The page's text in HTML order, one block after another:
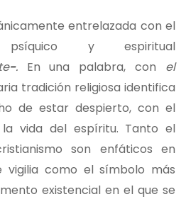
entrelazada con el
y espiritual
−. En una palabra, con el
tradición religiosa identifica
de estar despierto, con el
vida del espíritu. Tanto el
son enfáticos en
vigilia como el símbolo más
existencial en el que se